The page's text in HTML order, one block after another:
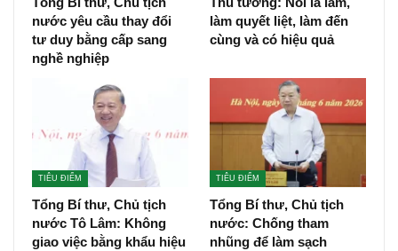
nước yêu cầu thay đổi
tư duy bằng cấp sang
nghề nghiệp
làm quyết liệt, làm đến
cùng và có hiệu quả
TIÊU ĐIỂM
Tổng Bí thư, Chủ tịch
nước Tô Lâm: Không
giao việc bằng khẩu hiệu
TIÊU ĐIỂM
Tổng Bí thư, Chủ tịch
nước: Chống tham
nhũng để làm sạch